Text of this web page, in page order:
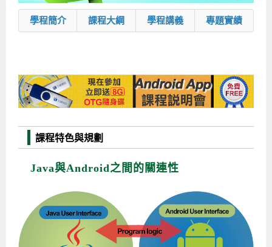
艾鍗新聞
獲獎與榮耀
Linux驅動程式設計實戰
ARM Boot Loader設計
Raspberry Pi之Python程式設計硬體控制
嵌入式Linux開發與AI影像辨識
STM32嵌入式開發實戰
[學程]MCU韌體設計實戰
生醫感測器整合設計班
穿戴式裝置應用開發
FPGA 數位IC設計實戰
感測電路設計與應用
工業電子丙級輔導考照課程
SoC FPGA嵌入式設計實戰
iPAS AI應用規劃師能力鑑定課程
AI深度學習與影像辨識實戰
AI機器學習與深度學習實戰班
青少年AI人工智慧實作班
AI課程總覽頁
AI深度學習之問答系統實作
AI強化學習 - 自動控制應用
iPAS經濟部產業人才能力鑑定
iPAS AI應用規劃師能力鑑定
iPAS巨量資料分析師
iPAS機器學習工程師
Web及雲端系列課程
AI雲端原生與MLOps自動化實務
n8n 零基礎工作自動化實戰班
Web全端開發應用班
[學程]物聯網全端與深度學習整合
[學程]物聯網整合開發實戰
Web全端開發應用
5G技術-SDN與Mininet實作
iPAS AIoT應用工程師(物聯網類)
5G-SDN通訊系列課程
SDN網路技術與Mininet實戰
ROS機器人開發系列課程
ROS機器人自走車系統開發應用
電腦視覺與影像處理課程
AI深度學習與影像辨識實戰
嵌入式Linux開發與AI影像辨識
ARM Boot Loader設計
ARM Cortex-M0 應用整合設計
C語言程式設計
資料結構精修班
Android系列課程
Android嵌入式平台開發訓練班
iOS程式開發系列課程
Vibe Coding：AI 協作全端開發實戰班
iPAS AI應用規劃師能力鑑定課程
Linux系統程式設計
Linux驅動程式
使用C語言控制Raspberry Pi
Linux 作業系統實務
Raspberry Pi 開發入門
MCU韌體設計
Python硬體控制-Pi Pico物聯網實作
AI邊緣運算實作TensorFlow Lite for MCU
AI人工智慧系列課程
iPAS AI應用規劃師能力鑑定課程
生成式AI能力認證
生成式AI基礎模型到Agentic AI
Python機器學習與深度學習
自然語言處理與大型語言模型
資料分析與視覺化
Web及雲端系列課程
AI雲端原生與MLOps自動化實務
Web全端開發應用班
物聯網整合開發與應用
Python硬體控制-Pi Pico物聯網實作
iPAS AIoT應用工程師(物聯網類)
iPAS產業人才能力鑑定系列
iPAS AI應用規劃師
iPAS AIoT應用工程師(物聯網類)
升大學APCS/學習歷程專區
高中生升學超前部署課程總覽
APCS檢定 C語言課程
APCS檢定培訓課程
程式語言系列
Python程式設計
JavaScript程式設計
Python硬體控制-Pi Pico
Raspberry Pi 使用入門
5G關鍵技術- SDN與Mininet實作
創意程式設計系列
micro:bit 創意程式設計
[假日班]物聯網資訊安全實務
更多...
艾鍗企業VIP會員
企業徵才
電腦教室租借服務[台北]
合作夥伴專區
會員優惠
學員見證
廠商求才
學員常見問題
學員權益與報名須知
最新成果展
前進校園
校園巡迴講座
青少年AI人工智慧實作班[高中生]
會員優惠
學程簡介 課程大綱 學程講義 專題實績
課程特色與規劃
Java與Android之間的關連性